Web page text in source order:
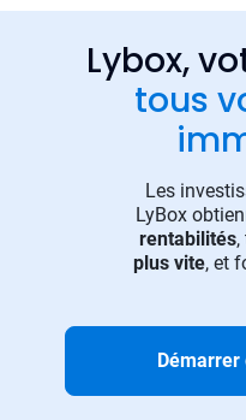
Lybox,
tous
Les
LyBox
rentabilités,
plus vite, et